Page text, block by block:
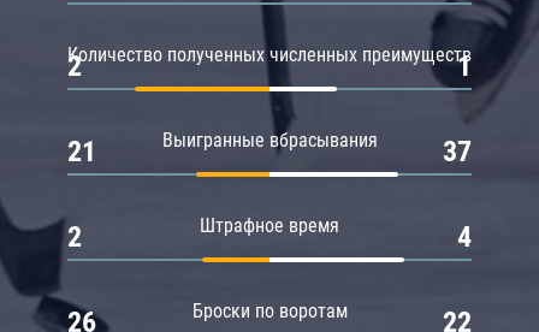
Количество полученных численных преимуществ
2 1
Выигранные вбрасывания
21 37
Штрафное время
2 4
Броски по воротам
26 22